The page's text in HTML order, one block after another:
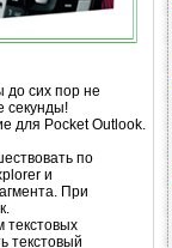
до сих пор не
секунды!
для Pocket Outlook.
по
и
При
текстовых
текстовый